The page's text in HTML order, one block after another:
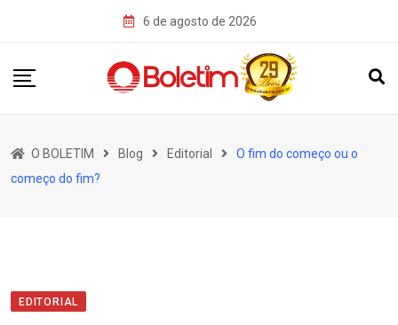
6 de agosto de 2026
O BOLETIM Blog Editorial
O fim do começo ou o
começo do fim?
EDITORIAL